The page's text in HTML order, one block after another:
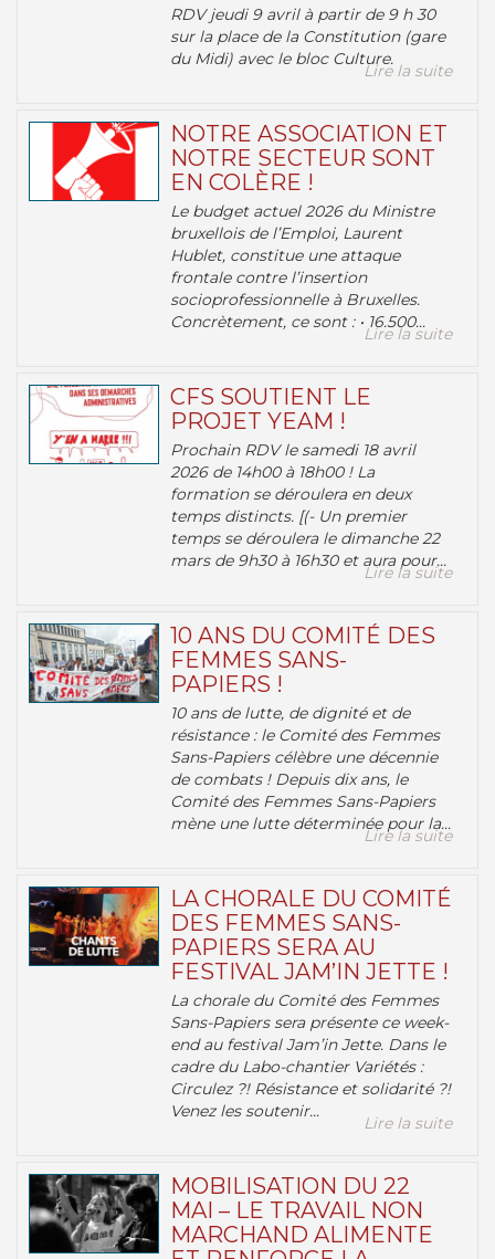
RDV jeudi 9 avril à partir de 9 h 30
sur la place de la Constitution (gare
du Midi) avec le bloc Culture.
Lire la suite
NOTRE ASSOCIATION ET
NOTRE SECTEUR SONT
EN COLÈRE !
Le budget actuel 2026 du Ministre
bruxellois de l’Emploi, Laurent
Hublet, constitue une attaque
frontale contre l’insertion
socioprofessionnelle à Bruxelles.
Concrètement, ce sont : • 16.500...
Lire la suite
CFS SOUTIENT LE
PROJET YEAM !
Prochain RDV le samedi 18 avril
2026 de 14h00 à 18h00 ! La
formation se déroulera en deux
temps distincts. [(- Un premier
temps se déroulera le dimanche 22
mars de 9h30 à 16h30 et aura pour...
Lire la suite
10 ANS DU COMITÉ DES
FEMMES SANS-
PAPIERS !
10 ans de lutte, de dignité et de
résistance : le Comité des Femmes
Sans-Papiers célèbre une décennie
de combats ! Depuis dix ans, le
Comité des Femmes Sans-Papiers
mène une lutte déterminée pour la...
Lire la suite
LA CHORALE DU COMITÉ
DES FEMMES SANS-
PAPIERS SERA AU
FESTIVAL JAM’IN JETTE !
La chorale du Comité des Femmes
Sans-Papiers sera présente ce week-
end au festival Jam’in Jette. Dans le
cadre du Labo-chantier Variétés :
Circulez ?! Résistance et solidarité ?!
Venez les soutenir...
Lire la suite
MOBILISATION DU 22
MAI – LE TRAVAIL NON
MARCHAND ALIMENTE